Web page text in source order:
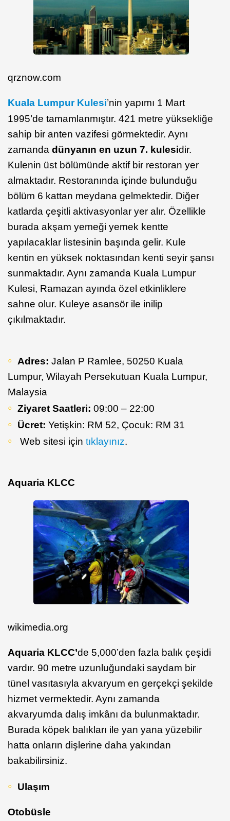
qrznow.com
Kuala Lumpur Kulesi’nin yapımı 1 Mart
1995’de tamamlanmıştır. 421 metre yüksekliğe
sahip bir anten vazifesi görmektedir. Aynı
zamanda dünyanın en uzun 7. kulesidir.
Kulenin üst bölümünde aktif bir restoran yer
almaktadır. Restoranında içinde bulunduğu
bölüm 6 kattan meydana gelmektedir. Diğer
katlarda çeşitli aktivasyonlar yer alır. Özellikle
burada akşam yemeği yemek kentte
yapılacaklar listesinin başında gelir. Kule
kentin en yüksek noktasından kenti seyir şansı
sunmaktadır. Aynı zamanda Kuala Lumpur
Kulesi, Ramazan ayında özel etkinliklere
sahne olur. Kuleye asansör ile inilip
çıkılmaktadır.
Adres: Jalan P Ramlee, 50250 Kuala
Lumpur, Wilayah Persekutuan Kuala Lumpur,
Malaysia
Ziyaret Saatleri: 09:00 – 22:00
Ücret: Yetişkin: RM 52, Çocuk: RM 31
Web sitesi için tıklayınız.
Aquaria KLCC
wikimedia.org
Aquaria KLCC’de 5,000’den fazla balık çeşidi
vardır. 90 metre uzunluğundaki saydam bir
tünel vasıtasıyla akvaryum en gerçekçi şekilde
hizmet vermektedir. Aynı zamanda
akvaryumda dalış imkânı da bulunmaktadır.
Burada köpek balıkları ile yan yana yüzebilir
hatta onların dişlerine daha yakından
bakabilirsiniz.
Ulaşım
Otobüsle